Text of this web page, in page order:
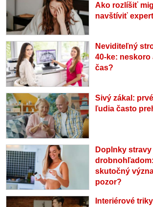
Ako rozlíšiť
navštíviť
Neviditeľný
40-ke: neskoro
čas?
Sivý zákal:
ľudia často
Doplnky stravy
skutočný
pozor?
Interiérové